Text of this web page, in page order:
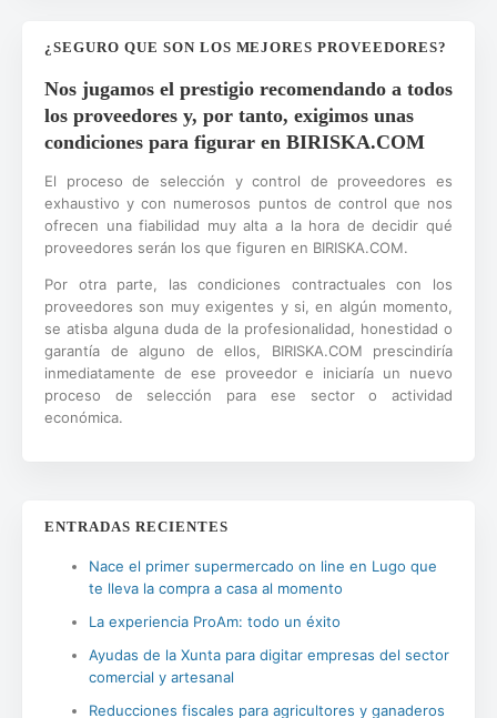
¿SEGURO QUE SON LOS MEJORES PROVEEDORES?
Nos jugamos el prestigio recomendando a todos
los proveedores y, por tanto, exigimos unas
condiciones para figurar en BIRISKA.COM
El proceso de selección y control de proveedores es
exhaustivo y con numerosos puntos de control que nos
ofrecen una fiabilidad muy alta a la hora de decidir qué
proveedores serán los que figuren en BIRISKA.COM.
Por otra parte, las condiciones contractuales con los
proveedores son muy exigentes y si, en algún momento,
se atisba alguna duda de la profesionalidad, honestidad o
garantía de alguno de ellos, BIRISKA.COM prescindiría
inmediatamente de ese proveedor e iniciaría un nuevo
proceso de selección para ese sector o actividad
económica.
ENTRADAS RECIENTES
Nace el primer supermercado on line en Lugo que
te lleva la compra a casa al momento
La experiencia ProAm: todo un éxito
Ayudas de la Xunta para digitar empresas del sector
comercial y artesanal
Reducciones fiscales para agricultores y ganaderos